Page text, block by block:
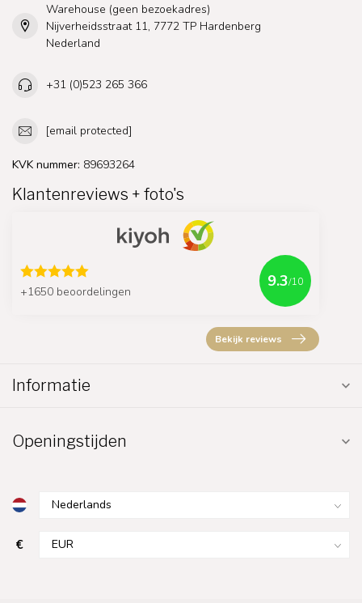
Warehouse (geen bezoekadres)
Nijverheidsstraat 11, 7772 TP Hardenberg
Nederland
+31 (0)523 265 366
[email protected]
KVK nummer: 89693264
Klantenreviews + foto's
+1650 beoordelingen
9.3/10
Bekijk reviews
Informatie
Openingstijden
€